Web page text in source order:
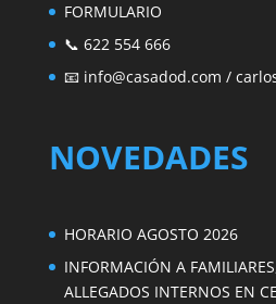
FORMULARIO
📞 622 554 666
📧 info@casadod.com /
NOVEDADES
HORARIO AGOSTO 2026
INFORMACIÓN A
ALLEGADOS INTERNOS EN